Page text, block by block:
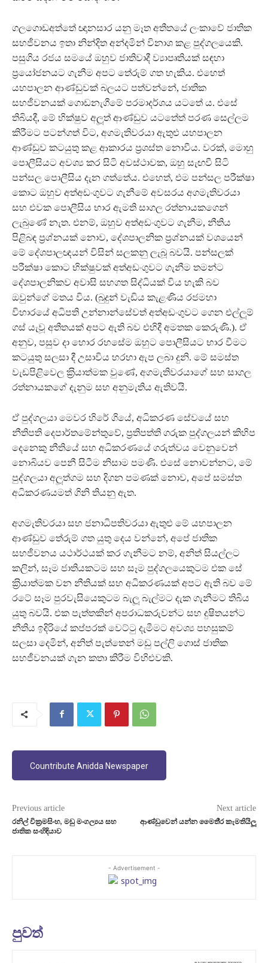
ගලගොඩඅත්තේ ඥානසාර යනු මෑත අතීතයේ ලංකාවේ ජාතික
සහජීවනය ඉතා නින්දිත අන්දමින් විනාශ කළ පුද්ගලයෙකි.
පසුගිය රජය සමයේ ඔහුව ජාතිවාදී ව්‍යාපෘතියක් සඳහා
ප‍්‍රයෝජනයට ගැනීම අපට තේරුම් ගත හැකිය. එහෙත්
යහපාලන ආණ්ඩුවක් බලයට පත්වන්නේ, ජාතික
සහජීවනයක් ගොඩනැගීමේ පරමාදර්ශය යටතේ ය. එසේ
තිබියදී, මේ භික්ෂුව අලූත් ආණ්ඩුව යටතේත් පරණ සෙල්ලම
කිරීමට පටන්ගත් විට, අගමැතිවරයා ඇතුළු යහපාලන
ආණ්ඩුව කටයුතු කළ ආකාරය ප‍්‍රශස්ත නොවීය. වරක්, මොහු
පොලීසියට අවශ්‍ය කර සිටි අවස්ථාවක, ඔහු සැඟවී සිටි
පන්සල පොලීසිය දැන ගත්තේය. එහෙත්, එම පන්සල පරීක්ෂා
කොට ඔහුව අත්අඩංගුවට ගැනීමේ අවසරය අගමැතිවරයා
සහ එවක පොලීසිය භාර ඇමති සාගල රත්නායකගෙන්
ලැබුණේ නැත. එනම්, ඔහුව අත්අඩංගුවට ගැනීම, නීතිය
පිළිබඳ ප‍්‍රශ්නයක් නොව, දේශපාලනික ප‍්‍රශ්නයක් වශයෙන්
මේ දේශපාලඥයන් විසින් සලකනු ලැබූ බවයි. පන්සලක්
පරීක්ෂා කොට භික්ෂුවක් අත්අඩංගුවට ගැනීම තමන්ට
දේශපාලනිකව අවාසි සහගත සිද්ධියක් විය හැකි බව
ඔවුන්ගේ මතය විය. (බුදුන් වැඩිය කැළණිය රජමහා
විහාරයේ අධිපති උන්නාන්සේවත් අත්අඩංගුවට ගෙන එල්ලූම්
ගස් යැවූ අතීතයක් අපට ඇති බව එහිදී අමතක කෙරුණි.). ඒ
අනුව, පසුව දා හොර රහසේම ඔහුට පොලීසියට භාර වීමට
කටයුතු සලසා දී උසාවිය හරහා ඇප ලබා දුනි. මේ සමස්ත
වැඩපිළිවෙල ක‍්‍රියාත්මක වුණේ, අගමැතිවරයාගේ සහ සාගල
රත්නායකගේ දැනුම සහ අනුමැතිය ඇතිවයි.
ඒ පුද්ගලයා මෙවර හිරේ ගියේ, අධිකරණ සේවයේ සහ
නීතිපති දෙපාර්තමේන්තුවේ, ප‍්‍රතිපත්ති ගරුක පුද්ගලයන් කිහිප
දෙනෙකු නීතියේ සහ අධිකරණයේ ගරුත්වය වෙනුවෙන්
නොබියව පෙනී සිටීම නිසාම පමණි. එසේ නොවන්නට, මේ
පුද්ගලයා අලූත්ගම සහ දිගන පමණක් නොව, අපේ සමස්ත
අධිකරණයමත් ගිනි තියනු ඇත.
අගමැතිවරයා සහ ජනාධිපතිවරයා ඇතුළු මේ යහපාලන
ආණ්ඩුව තේරුම් ගත යුතු දෙය වන්නේ, අපේ ජාතික
සහජීවනය යථාර්ථයක් කර ගැනීමට නම්, අනිත් සියල්ලට
කලින්, සෑම ජාතියකටම සහ සෑම පුද්ගලයෙකුටම එක සේ
ක‍්‍රියාත්මක වන නීතියක් සහ අධිකරණයක් අපට ඇති බව මේ
රටේ සෑම පුරවැසියෙකුටම බැලූ බැල්මට දැක ගැනීමට තිබිය
යුතු බවයි. එක පැත්තකින් අපරාධකරුවන්ට සහ දුෂිතයන්ට
නීතිය ඉදිරියේ කප්පරක් වෙට්ටු දැමීමට අවශ්‍ය පහසුකම්
සලසා දෙමින්, අනිත් පැත්තෙන් මඩු පල්ලි ගොස් ජාතික
සහජීවනයක් ගැන කතා කිරීම විහිළුවකි.
Countribute Anidda Newspaper
Previous article
රනිල් වික‍්‍රමසිංහ, මඩු මංගල්‍යය සහ
ජාතික සංහිඳියාව
Next article
ආණ්ඩුවෙන් යන්න මෛතී‍්‍ර කැමතියිලූ
- Advertisement -
පුවත්